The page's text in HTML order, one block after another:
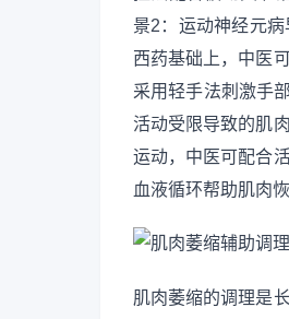
景2：运动神经元
西药基础上，中医
采用轻手法刺激手
活动受限导致的肌
运动，中医可配合
血液循环帮助肌肉恢
肌肉萎缩的调理是